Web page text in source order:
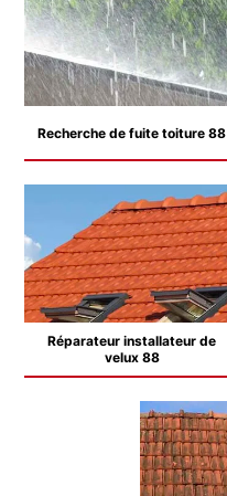
Recherche de fuite toiture 88
Réparateur installateur de
velux 88